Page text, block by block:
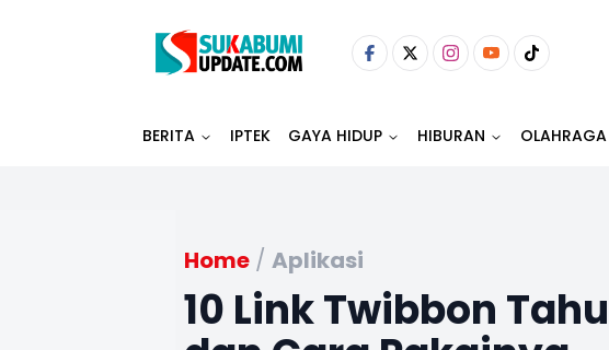
BERITA IPTEK GAYA HIDUP HIBURAN OLAHRAGA
Home / Aplikasi
10 Link Twibbon